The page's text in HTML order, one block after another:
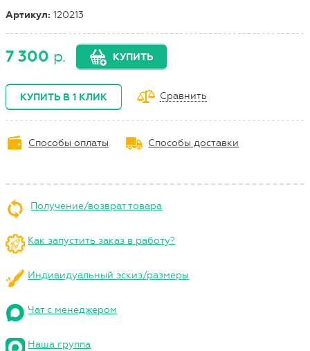
Артикул:120213
7 300 р. КУПИТЬ
КУПИТЬ В 1 КЛИК Сравнить
Способы оплаты Способы доставки
Получение/возврат товара
Как запустить заказ в работу?
Индивидуальный эскиз/размеры
Чат с менеджером
Наша группа